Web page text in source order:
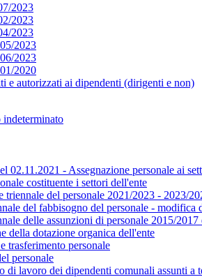
2023
2023
2023
2023
2023
2020
e autorizzati ai dipendenti (dirigenti e non)
indeterminato
02.11.2021 - Assegnazione personale ai
costituente i settori dell'ente
triennale del personale 2021/2023 - 2023/
del fabbisogno del personale -
delle assunzioni di personale 2015/
della dotazione organica dell'ente
trasferimento personale
personale
di lavoro dei dipendenti comunali assunti a